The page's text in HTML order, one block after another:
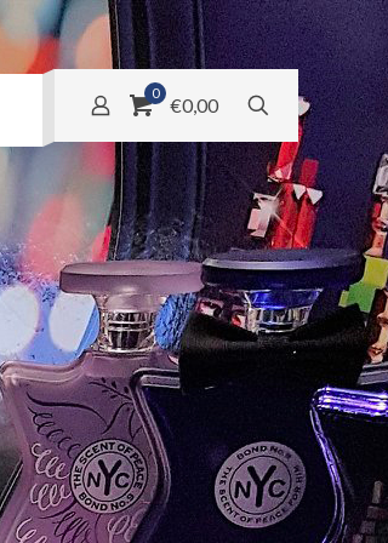
0
€0,00